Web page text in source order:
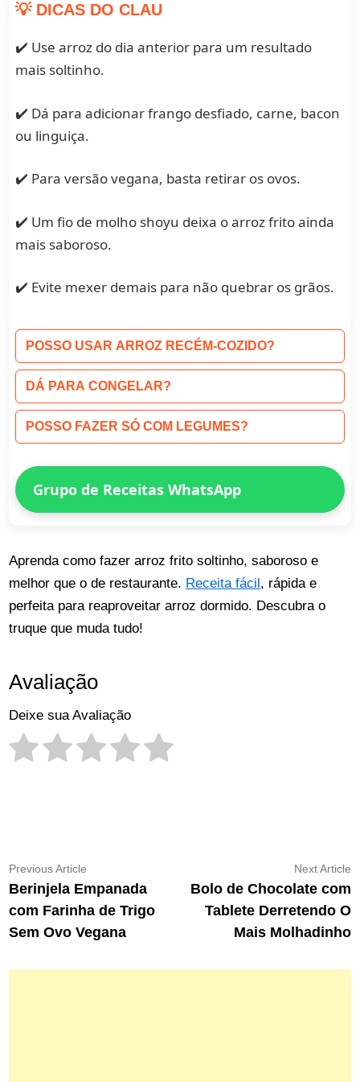
💡 DICAS DO CLAU
✔️ Use arroz do dia anterior para um resultado
mais soltinho.
✔️ Dá para adicionar frango desfiado, carne, bacon
ou linguiça.
✔️ Para versão vegana, basta retirar os ovos.
✔️ Um fio de molho shoyu deixa o arroz frito ainda
mais saboroso.
✔️ Evite mexer demais para não quebrar os grãos.
POSSO USAR ARROZ RECÉM-COZIDO?
DÁ PARA CONGELAR?
POSSO FAZER SÓ COM LEGUMES?
Grupo de Receitas WhatsApp
Aprenda como fazer arroz frito soltinho, saboroso e
melhor que o de restaurante. Receita fácil, rápida e
perfeita para reaproveitar arroz dormido. Descubra o
truque que muda tudo!
Avaliação
Deixe sua Avaliação
Navegação
de
Post
Previous Article
article:
Berinjela Empanada
com Farinha de Trigo
Sem Ovo Vegana
Next Article
Bolo de Chocolate com
Tablete Derretendo O
Mais Molhadinho